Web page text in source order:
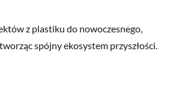
z plastiku do nowoczesnego,
spójny ekosystem przyszłości.